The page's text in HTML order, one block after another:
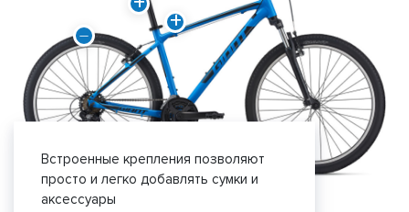
Встроенные крепления позволяют
просто и легко добавлять сумки и
аксессуары